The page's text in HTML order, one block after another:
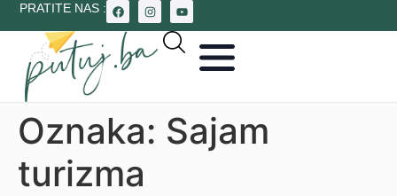
PRATITE NAS :
Oznaka: Sajam
turizma